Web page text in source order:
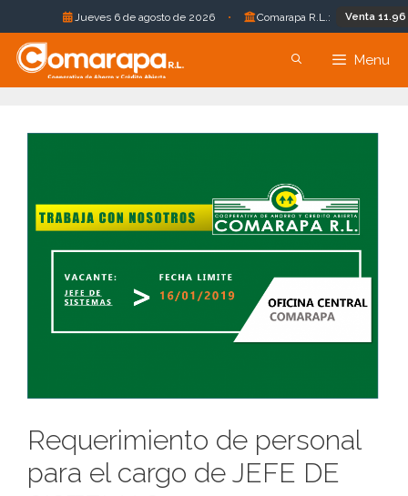
Jueves 6 de agosto de 2026 • Comarapa R.L.: Venta 11.96 Bs.
Saltar
contenido
Menu
Requerimiento de personal
para el cargo de JEFE DE